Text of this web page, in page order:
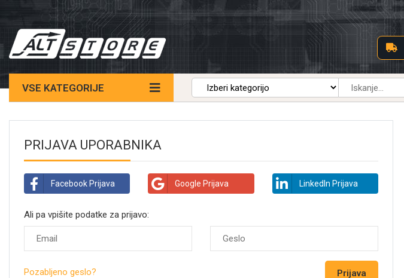
VSE KATEGORIJE
PRIJAVA UPORABNIKA
Facebook Prijava Google Prijava LinkedIn Prijava
Ali pa vpišite podatke za prijavo:
Pozabljeno geslo?